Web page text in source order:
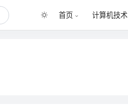
首页 计算机技术